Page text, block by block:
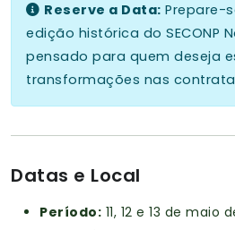
Reserve a Data: Prepare-
edição histórica do SECONP
pensado para quem deseja
transformações nas
Datas e Local
Período: 11, 12 e 13 de maio